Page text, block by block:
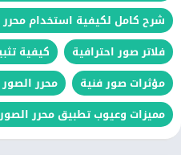
شرح كامل لكيفية استخدام محرر
فلاتر صور احترافية
كيفية
مؤثرات صور فنية
محرر الصور
مميزات وعيوب تطبيق محرر